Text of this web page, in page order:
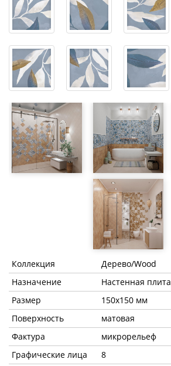
Коллекция
Дерево/Wood
Назначение
Настенная плита
Размер
150х150 мм
Поверхность
матовая
Фактура
микрорельеф
Графические лица
8